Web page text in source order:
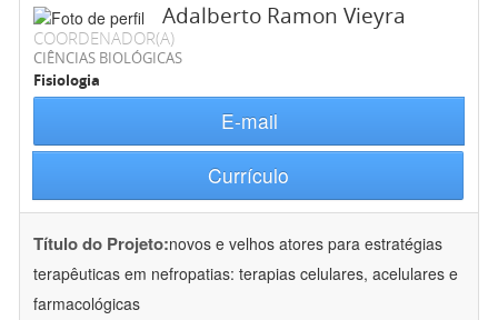
Adalberto Ramon Vieyra
COORDENADOR(A)
CIÊNCIAS BIOLÓGICAS
Fisiologia
E-mail
Currículo
Título do Projeto:novos e velhos atores para estratégias
terapêuticas em nefropatias: terapias celulares, acelulares e
farmacológicas